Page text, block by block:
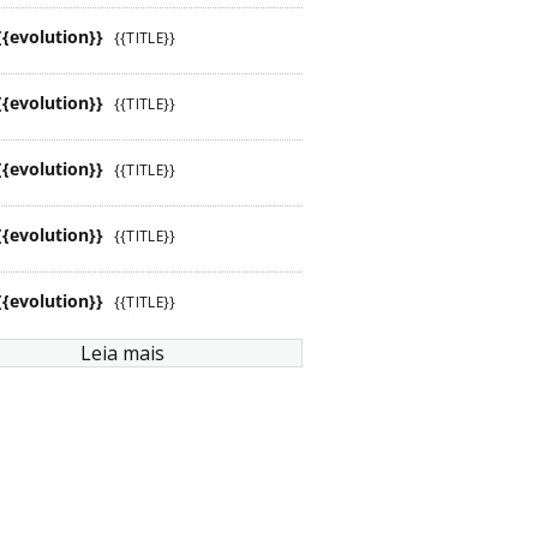
{{TITLE}}
{{TITLE}}
{{TITLE}}
{{TITLE}}
{{TITLE}}
Leia mais